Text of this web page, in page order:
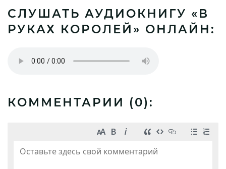
СЛУШАТЬ АУДИОКНИГУ «В
РУКАХ КОРОЛЕЙ» ОНЛАЙН:
КОММЕНТАРИИ (0):